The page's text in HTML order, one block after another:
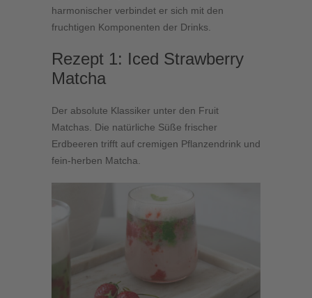
harmonischer verbindet er sich mit den
fruchtigen Komponenten der Drinks.
Rezept 1: Iced Strawberry
Matcha
Der absolute Klassiker unter den Fruit
Matchas. Die natürliche Süße frischer
Erdbeeren trifft auf cremigen Pflanzendrink und
fein-herben Matcha.